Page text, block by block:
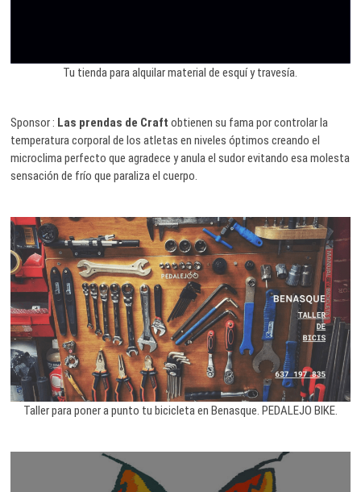
Tu tienda para alquilar material de esquí y travesía.
Sponsor : Las prendas de Craft obtienen su fama por controlar la
temperatura corporal de los atletas en niveles óptimos creando el
microclima perfecto que agradece y anula el sudor evitando esa molesta
sensación de frío que paraliza el cuerpo.
Taller para poner a punto tu bicicleta en Benasque. PEDALEJO BIKE.